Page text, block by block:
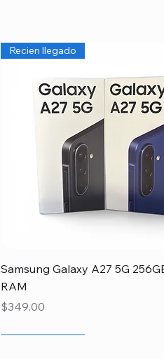
Vista rápida
Recien llegado
Samsung Galaxy A27 5G
RAM
Precio
$349.00